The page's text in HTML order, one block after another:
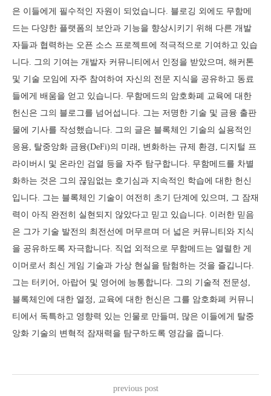
은 이들에게 필수적인 자원이 되었습니다. 블로깅 외에도 무함메
드는 다양한 플랫폼의 보안과 기능을 향상시키기 위해 다른 개발
자들과 협력하는 오픈 소스 프로젝트에 적극적으로 기여하고 있습
니다. 그의 기여는 개발자 커뮤니티에서 인정을 받았으며, 해커톤
및 기술 모임에 자주 참여하여 자신의 전문 지식을 공유하고 동료
들에게 배움을 얻고 있습니다. 무함메드의 암호화폐 교육에 대한
헌신은 그의 블로그를 넘어섭니다. 그는 저명한 기술 및 금융 출판
물에 기사를 작성했습니다. 그의 글은 블록체인 기술의 실용적인
응용, 탈중앙화 금융(DeFi)의 미래, 변화하는 규제 환경, 디지털 프
라이버시 및 온라인 검열 등을 자주 탐구합니다. 무함메드를 차별
화하는 것은 그의 끊임없는 호기심과 지속적인 학습에 대한 헌신
입니다. 그는 블록체인 기술이 여전히 초기 단계에 있으며, 그 잠재
력이 아직 완전히 실현되지 않았다고 믿고 있습니다. 이러한 믿음
은 그가 기술 발전의 최전선에 머무르며 더 넓은 커뮤니티와 지식
을 공유하도록 자극합니다. 직업 외적으로 무함메드는 열렬한 게
이머로서 최신 게임 기술과 가상 현실을 탐험하는 것을 즐깁니다.
그는 터키어, 아랍어 및 영어에 능통합니다. 그의 기술적 전문성,
블록체인에 대한 열정, 교육에 대한 헌신은 그를 암호화폐 커뮤니
티에서 독특하고 영향력 있는 인물로 만들며, 많은 이들에게 탈중
앙화 기술의 변혁적 잠재력을 탐구하도록 영감을 줍니다.
previous post